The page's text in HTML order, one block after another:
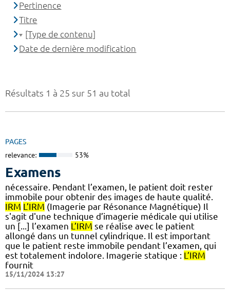
Résultats 1 à 25 sur 51 au total
PAGES
relevance: 53%
Examens
nécessaire. Pendant l’examen, le patient doit rester
immobile pour obtenir des images de haute qualité.
IRM L’IRM (Imagerie par Résonance Magnétique) Il
s'agit d'une technique d’imagerie médicale qui utilise
un [...] l’examen L’IRM se réalise avec le patient
allongé dans un tunnel cylindrique. Il est important
que le patient reste immobile pendant l’examen, qui
est totalement indolore. Imagerie statique : L’IRM
fournit
15/11/2024 13:27
Pertinence
Titre
[Type de contenu]
Date de dernière modification